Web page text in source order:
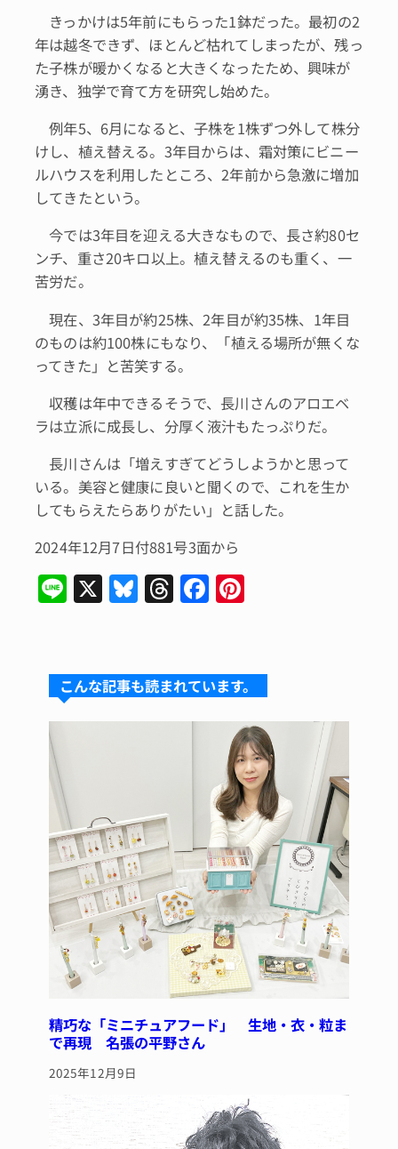
きっかけは5年前にもらった1鉢だった。最初の2
年は越冬できず、ほとんど枯れてしまったが、残っ
た子株が暖かくなると大きくなったため、興味が
湧き、独学で育て方を研究し始めた。
例年5、6月になると、子株を1株ずつ外して株分
けし、植え替える。3年目からは、霜対策にビニー
ルハウスを利用したところ、2年前から急激に増加
してきたという。
今では3年目を迎える大きなもので、長さ約80セ
ンチ、重さ20キロ以上。植え替えるのも重く、一
苦労だ。
現在、3年目が約25株、2年目が約35株、1年目
のものは約100株にもなり、「植える場所が無くな
ってきた」と苦笑する。
収穫は年中できるそうで、長川さんのアロエベ
ラは立派に成長し、分厚く液汁もたっぷりだ。
長川さんは「増えすぎてどうしようかと思って
いる。美容と健康に良いと聞くので、これを生か
してもらえたらありがたい」と話した。
2024年12月7日付881号3面から
Li X Bl
s
k
y
T
a
d
s
F
e
b
o
o
k
re
st
こんな記事も読まれています。
精巧な「ミニチュアフード」 生地・衣・粒ま
で再現 名張の平野さん
2025年12月9日